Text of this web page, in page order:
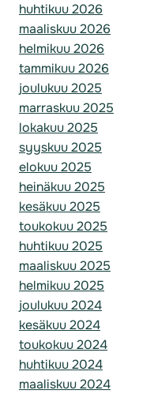
huhtikuu 2026
maaliskuu 2026
helmikuu 2026
tammikuu 2026
joulukuu 2025
marraskuu 2025
lokakuu 2025
syyskuu 2025
elokuu 2025
heinäkuu 2025
kesäkuu 2025
toukokuu 2025
huhtikuu 2025
maaliskuu 2025
helmikuu 2025
joulukuu 2024
kesäkuu 2024
toukokuu 2024
huhtikuu 2024
maaliskuu 2024